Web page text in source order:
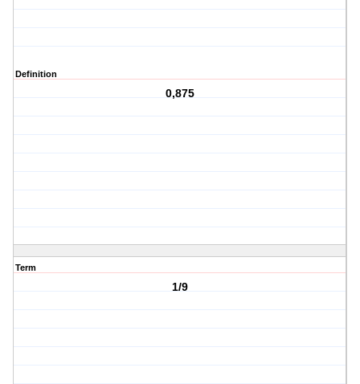
Definition
0,875
Term
1/9